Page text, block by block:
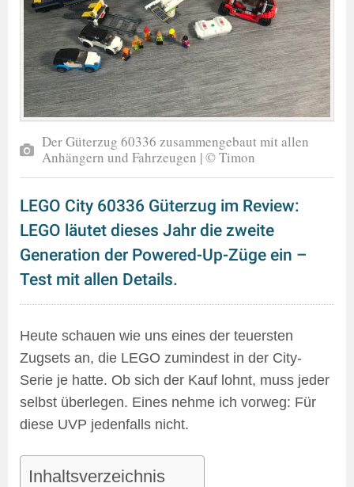
Der Güterzug 60336 zusammengebaut mit allen
Anhängern und Fahrzeugen | © Timon
LEGO City 60336 Güterzug im Review:
LEGO läutet dieses Jahr die zweite
Generation der Powered-Up-Züge ein –
Test mit allen Details.
Heute schauen wie uns eines der teuersten
Zugsets an, die LEGO zumindest in der City-
Serie je hatte. Ob sich der Kauf lohnt, muss jeder
selbst überlegen. Eines nehme ich vorweg: Für
diese UVP jedenfalls nicht.
Inhaltsverzeichnis